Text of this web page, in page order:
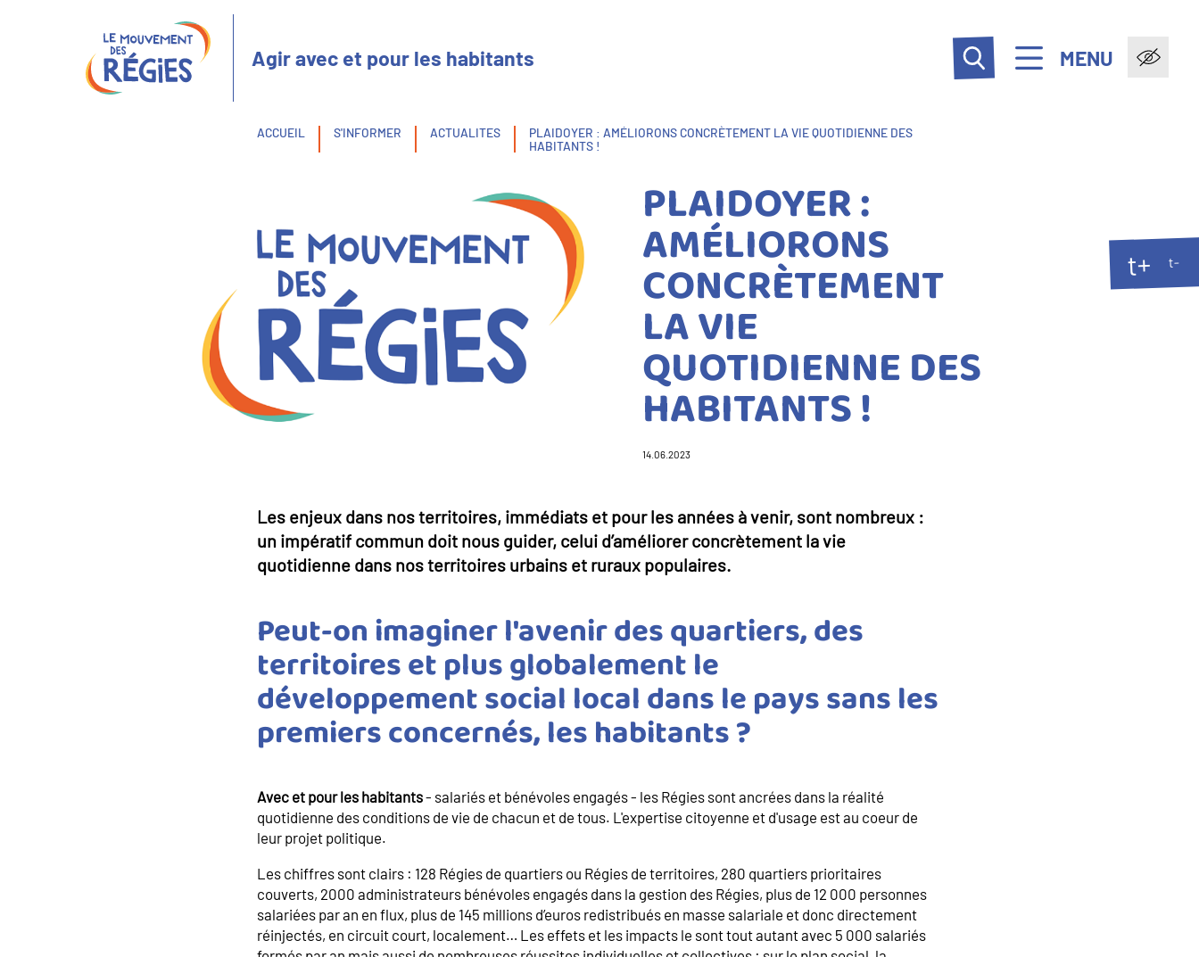
Agir avec et pour les habitants MENU
Fil
ACCUEIL S'INFORMER ACTUALITES
PLAIDOYER : AMÉLIORONS CONCRÈTEMENT LA VIE QUOTIDIENNE DES
HABITANTS !
PLAIDOYER :
AMÉLIORONS
CONCRÈTEMENT
LA VIE
QUOTIDIENNE DES
HABITANTS !
14.06.2023
Les enjeux dans nos territoires, immédiats et pour les années à venir, sont nombreux :
un impératif commun doit nous guider, celui d’améliorer concrètement la vie
quotidienne dans nos territoires urbains et ruraux populaires.
Peut-on imaginer l'avenir des quartiers, des
territoires et plus globalement le
développement social local dans le pays sans les
premiers concernés, les habitants ?
Avec et pour les habitants- salariés et bénévoles engagés - les Régies sont ancrées dans la réalité
quotidienne des conditions de vie de chacun et de tous. L'expertise citoyenne et d'usage est au coeur de
leur projet politique.
Les chiffres sont clairs : 128 Régies de quartiers ou Régies de territoires, 280 quartiers prioritaires
couverts, 2000 administrateurs bénévoles engagés dans la gestion des Régies, plus de 12 000 personnes
salariées par an en flux, plus de 145 millions d’euros redistribués en masse salariale et donc directement
réinjectés, en circuit court, localement… Les effets et les impacts le sont tout autant avec 5 000 salariés
t+ t-